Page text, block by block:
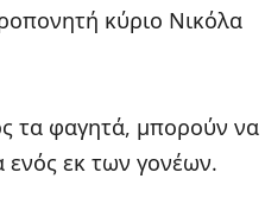
κύριο Νικόλα
τα φαγητά, μπορούν να
εκ των γονέων.